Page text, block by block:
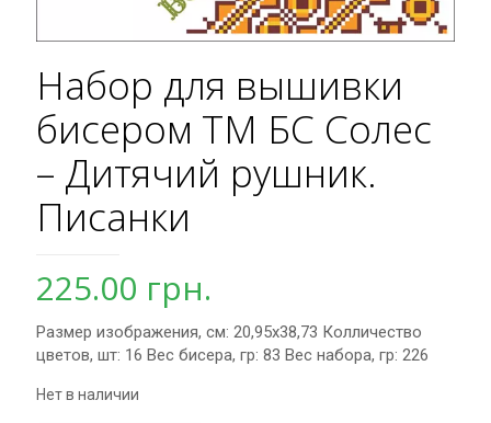
Набор для вышивки
бисером ТМ БС Солес
– Дитячий рушник.
Писанки
225.00 грн.
Размер изображения, см: 20,95х38,73 Колличество
цветов, шт: 16 Вес бисера, гр: 83 Вес набора, гр: 226
Нет в наличии